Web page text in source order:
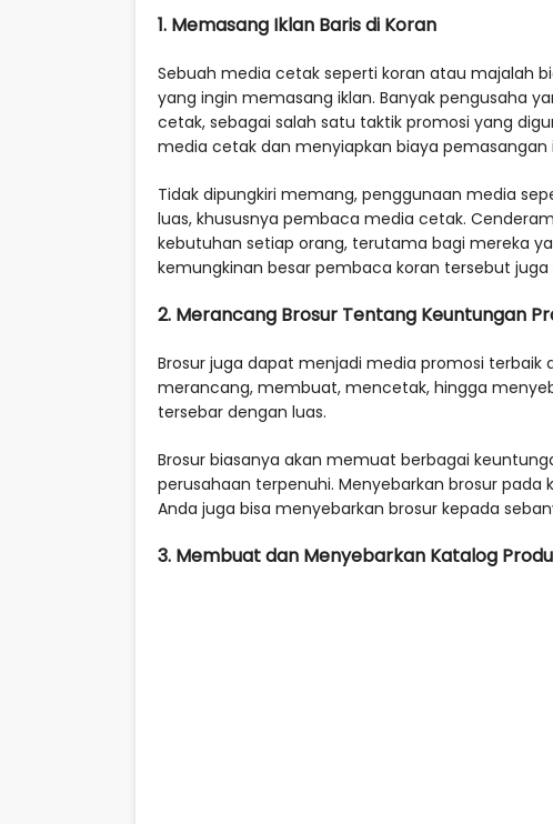
1. Memasang Iklan Baris di Koran
Sebuah media cetak seperti koran atau majalah
yang ingin memasang iklan. Banyak pengusaha
cetak, sebagai salah satu taktik promosi yang
media cetak dan menyiapkan biaya pemasangan
Tidak dipungkiri memang, penggunaan media
luas, khususnya pembaca media cetak.
kebutuhan setiap orang, terutama bagi mereka
kemungkinan besar pembaca koran tersebut
2. Merancang Brosur Tentang Keuntungan
Brosur juga dapat menjadi media promosi terbaik
merancang, membuat, mencetak, hingga
tersebar dengan luas.
Brosur biasanya akan memuat berbagai
perusahaan terpenuhi. Menyebarkan brosur
Anda juga bisa menyebarkan brosur kepada
3. Membuat dan Menyebarkan Katalog